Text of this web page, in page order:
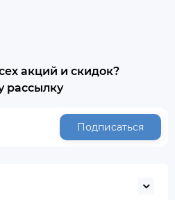
акций и скидок?
рассылку
Подписаться